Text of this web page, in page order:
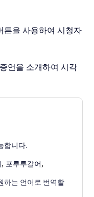
튼을 사용하여 시청자
언을 소개하여 시각
하세요.
험으로 변환해보세
설치하고 일시 방문
요.
합니다.
, 포루투갈어,
하는 언어로 번역할